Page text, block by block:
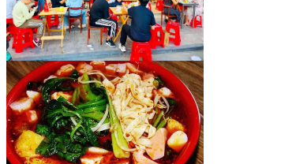
福宝肥仔炸蛋螺蛳粉 加盟费用：